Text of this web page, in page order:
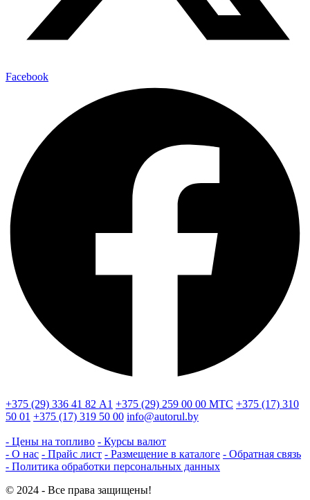
Facebook
+375 (29) 336 41 82 А1 +375 (29) 259 00 00 МТС +375 (17) 310
50 01 +375 (17) 319 50 00 info@autorul.by
- Цены на топливо - Курсы валют
- О нас - Прайс лист - Размещение в каталоге - Обратная связь
- Политика обработки персональных данных
© 2024 - Все права защищены!